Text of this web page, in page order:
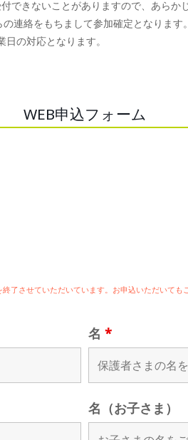
できないことがありますので、あらか
連絡をもちまして参加確定となります。
の対応となります。
WEB申込フォーム
了させていただいています。お申込いただいても
名*
名（お子さま）